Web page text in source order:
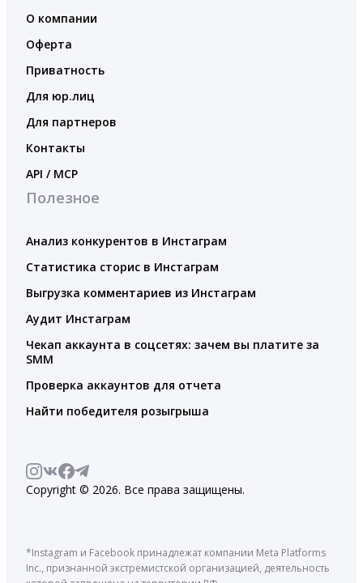
О компании
Оферта
Приватность
Для юр.лиц
Для партнеров
Контакты
API / MCP
Полезное
Анализ конкурентов в Инстаграм
Статистика сторис в Инстаграм
Выгрузка комментариев из Инстаграм
Аудит Инстаграм
Чекап аккаунта в соцсетях: зачем вы платите за
SMM
Проверка аккаунтов для отчета
Найти победителя розыгрыша
Copyright © 2026. Все права защищены.
*Instagram и Facebook принадлежат компании Meta Platforms
Inc., признанной экстремистской организацией, деятельность